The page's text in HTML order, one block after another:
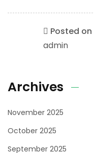
Posted on
admin
Archives
November 2025
October 2025
September 2025